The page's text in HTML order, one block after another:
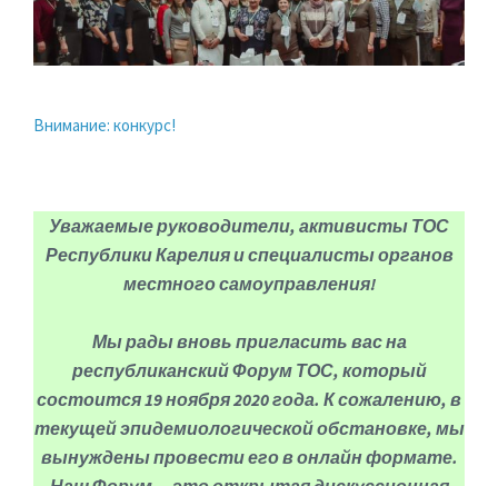
Внимание: конкурс!
Уважаемые руководители, активисты ТОС
Республики Карелия и специалисты органов
местного самоуправления!
Мы рады вновь пригласить вас на
республиканский Форум ТОС, который
состоится 19 ноября 2020 года. К сожалению, в
текущей эпидемиологической обстановке, мы
вынуждены провести его в онлайн формате.